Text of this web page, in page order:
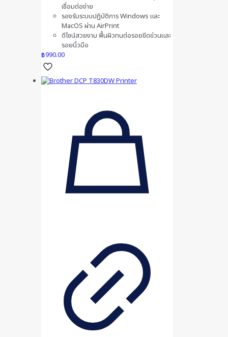
เชื่อมต่อง่าย
รองรับระบบปฏิบัติการ Windows และ
MacOS ผ่าน AirPrint
ดีไซน์สวยงาม พื้นผิวทนต่อรอยขีดข่วนและ
รอยนิ้วมือ
฿990.00